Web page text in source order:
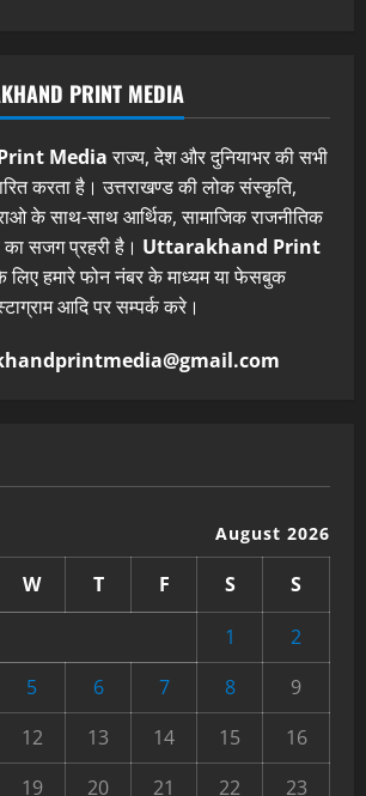
PRINT MEDIA
Mediaराज्य, देश और दुनियाभर की सभी
करता है। उत्तराखण्ड की लोक संस्कृति,
के साथ-साथ आर्थिक, सामाजिक राजनीतिक
का सजग प्रहरी है। Uttarakhand Print
हमारे फोन नंबर के माध्यम या फेसबुक
आदि पर सम्पर्क करे।
August 2026
W T F S
S
1
2
5 6 7 8
9
12 13 14 15
16
19 20 21 22 23